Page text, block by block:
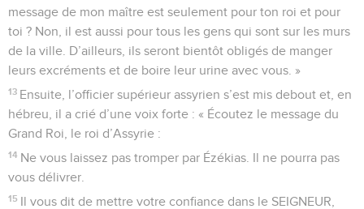
message de mon maître est seulement pour ton roi et pour
toi ? Non, il est aussi pour tous les gens qui sont sur les murs
de la ville. D’ailleurs, ils seront bientôt obligés de manger
leurs excréments et de boire leur urine avec vous. »
13 Ensuite, l’officier supérieur assyrien s’est mis debout et, en
hébreu, il a crié d’une voix forte : « Écoutez le message du
Grand Roi, le roi d’Assyrie :
14 Ne vous laissez pas tromper par Ézékias. Il ne pourra pas
vous délivrer.
15 Il vous dit de mettre votre confiance dans le SEIGNEUR,